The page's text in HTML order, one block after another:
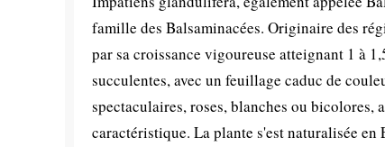
famille des Balsaminacées. Originaire des
par sa croissance vigoureuse atteignant 1 à
succulentes, avec un feuillage caduc de
spectaculaires, roses, blanches ou bicolores,
caractéristique. La plante s'est naturalisée